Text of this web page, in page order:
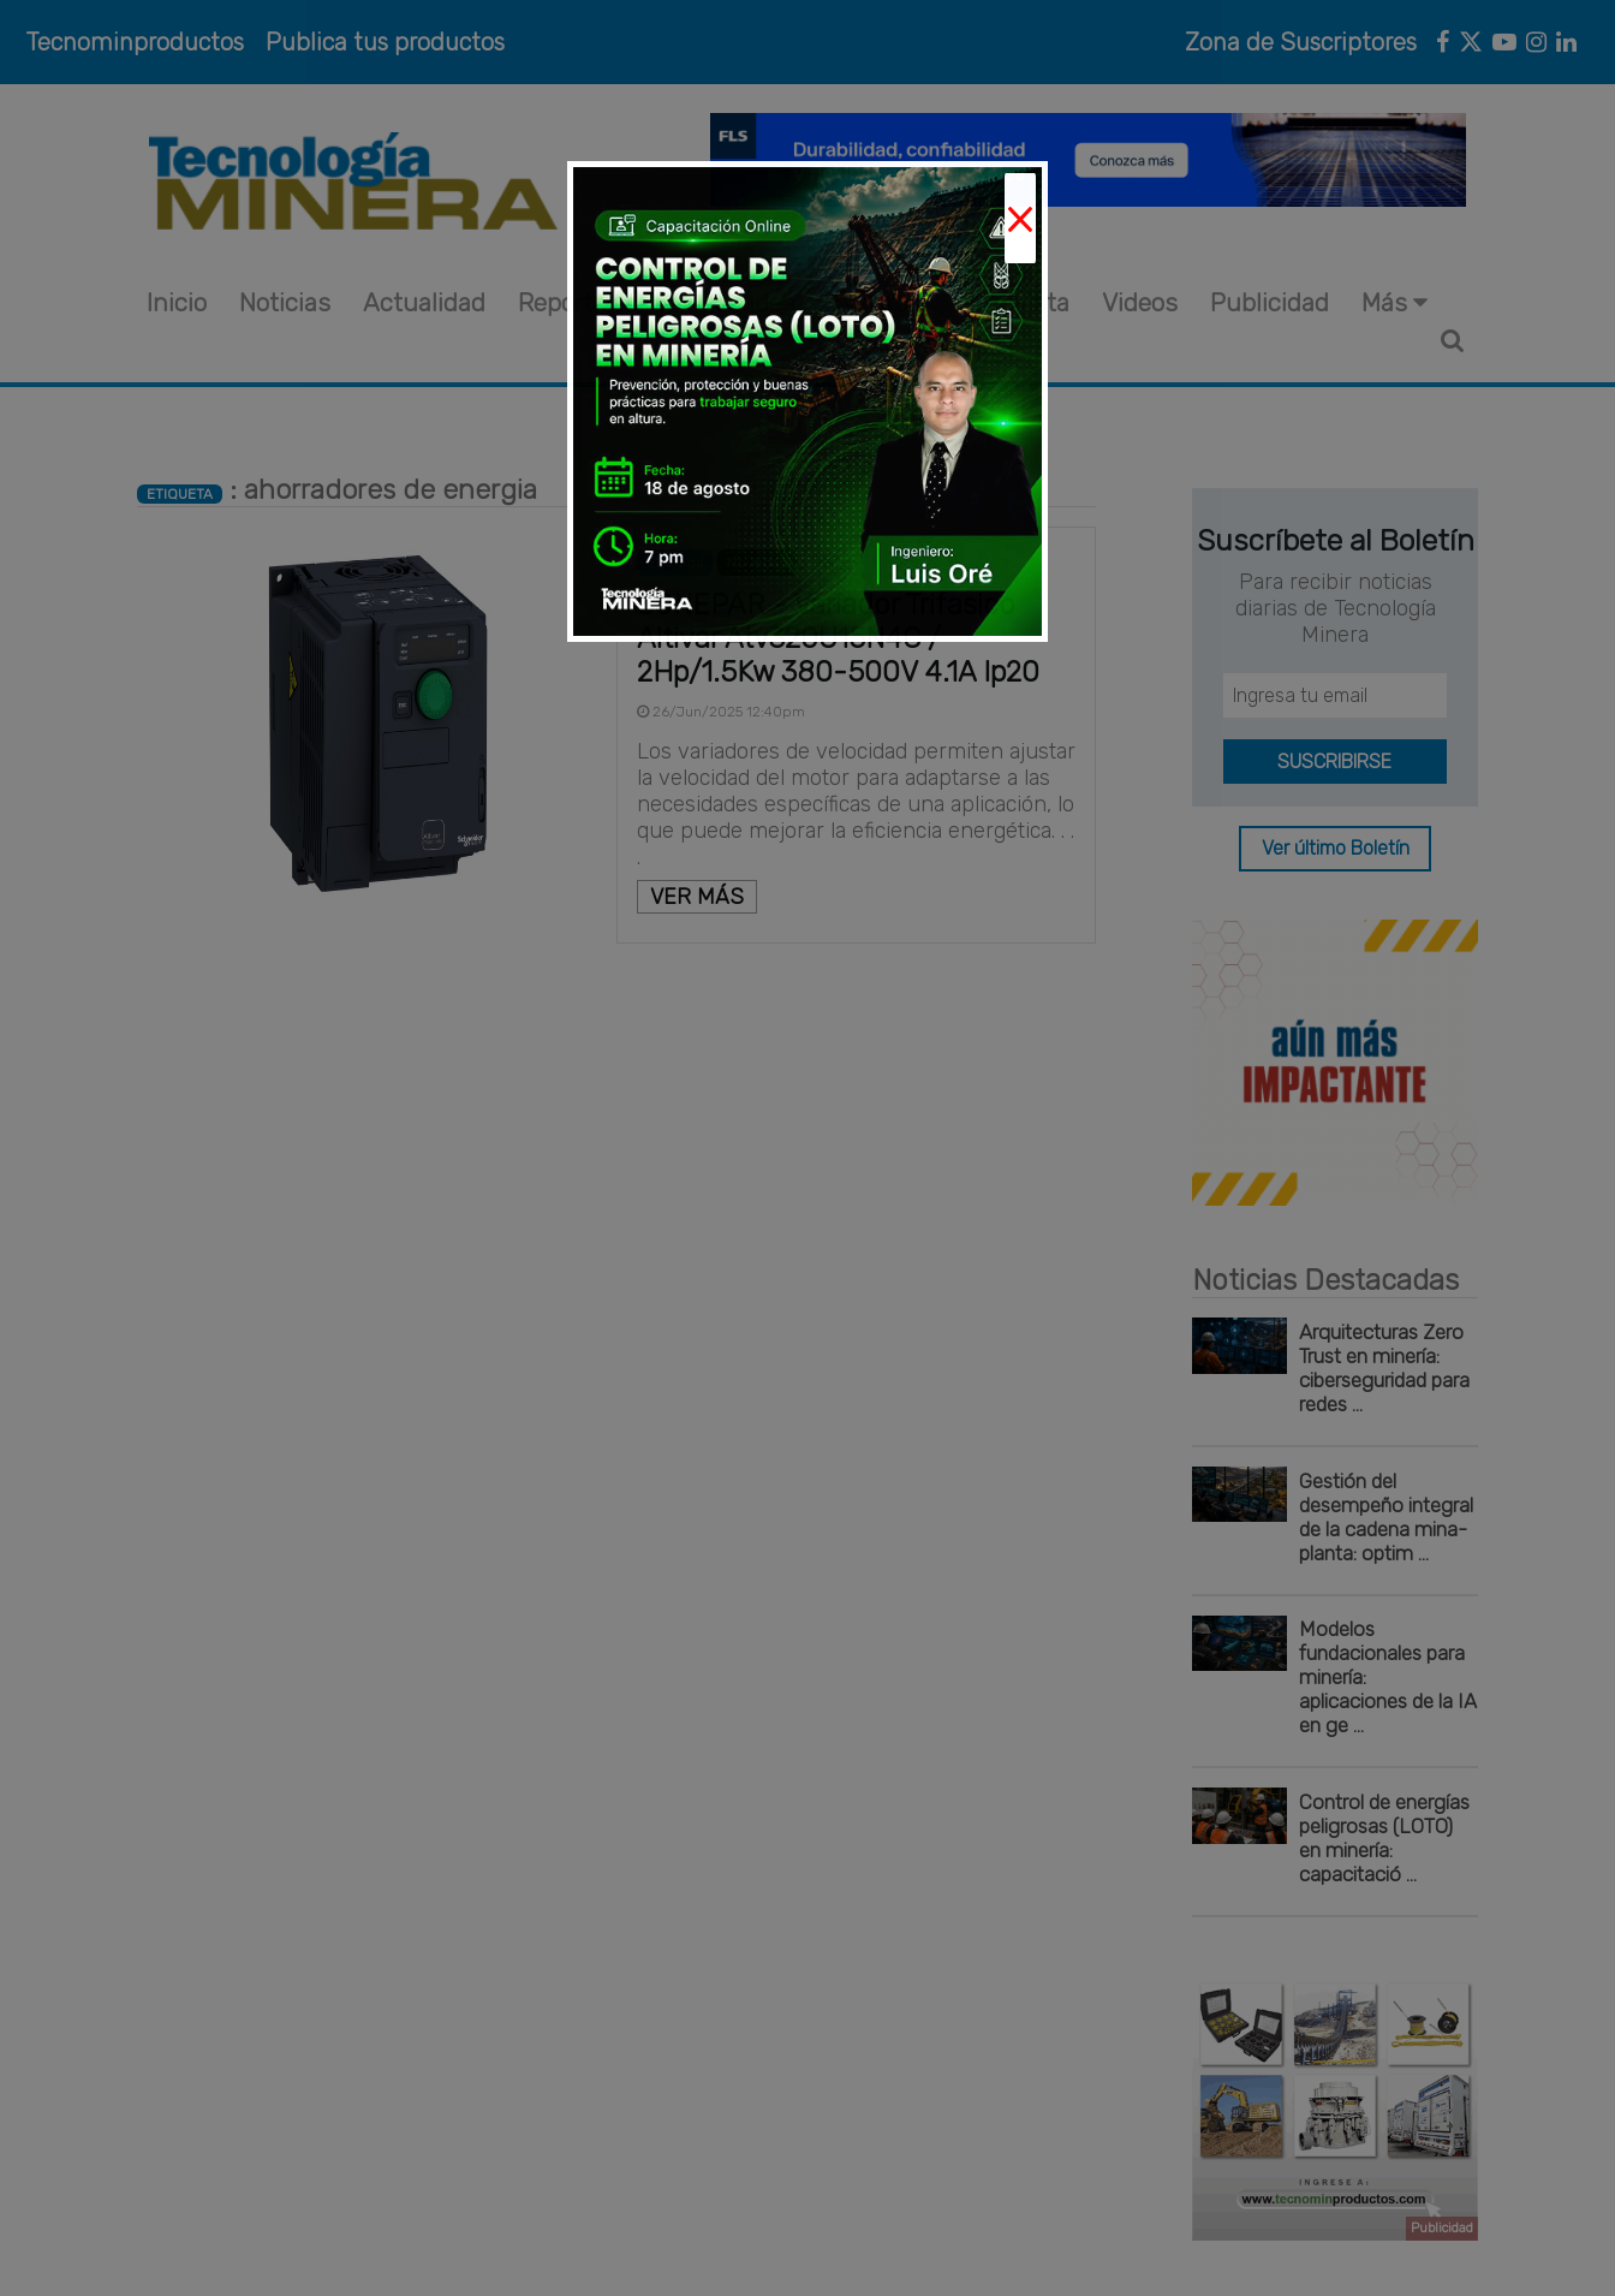
Tecnominproductos Publica tus productos Zona de Suscriptores
Inicio Noticias Actualidad Reportajes Novedades Eventos Entrevista Videos Publicidad Más
ETIQUETA : ahorradores de energia
Equipos Novedad
SONEPAR - Variador Trifasico
Altivar Atv320U15N4C /
2Hp/1.5Kw 380-500V 4.1A Ip20
26/Jun/2025 12:40pm
Los variadores de velocidad permiten ajustar
la velocidad del motor para adaptarse a las
necesidades específicas de una aplicación, lo
que puede mejorar la eficiencia energética. . .
.
VER MÁS
Suscríbete al Boletín
Para recibir noticias
diarias de Tecnología
Minera
Ver último Boletín
Noticias Destacadas
Arquitecturas Zero
Trust en minería:
ciberseguridad para
redes ...
Gestión del
desempeño integral
de la cadena mina-
planta: optim ...
Modelos
fundacionales para
minería:
aplicaciones de la IA
en ge ...
Control de energías
peligrosas (LOTO)
en minería:
capacitació ...
Publicidad
×